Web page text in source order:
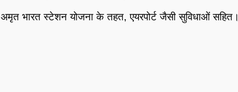
अमृत भारत स्टेशन योजना के तहत, एयरपोर्ट जैसी सुविधाओं सहित।